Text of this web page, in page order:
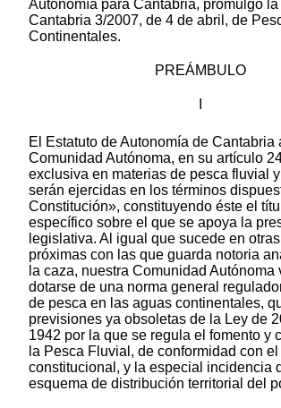
Autonomía para Cantabria, promulgo
Cantabria 3/2007, de 4 de abril, de
Continentales.
PREÁMBULO
El Estatuto de Autonomía de Cantabria
Comunidad Autónoma, en su artículo
exclusiva en materias de pesca fluvial
serán ejercidas en los términos
Constitución», constituyendo éste el
específico sobre el que se apoya la
legislativa. Al igual que sucede en
próximas con las que guarda notoria
la caza, nuestra Comunidad Autónoma
dotarse de una norma general
de pesca en las aguas continentales,
previsiones ya obsoletas de la Ley de
1942 por la que se regula el fomento y
la Pesca Fluvial, de conformidad con
constitucional, y la especial incidencia
esquema de distribución territorial del